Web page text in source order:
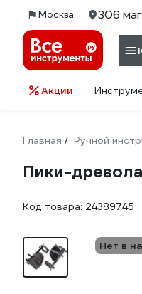
Москва 306
Акции
Главная / Ручной
Пики-
Код товара: 24389745
Нет в